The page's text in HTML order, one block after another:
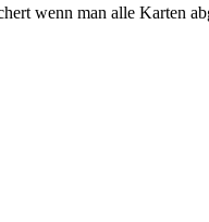
wenn man alle Karten